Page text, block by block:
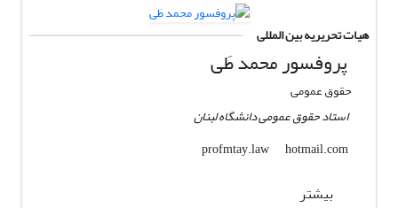
هیات تحریریه بین المللی
پروفسور محمد طَی
حقوق عمومی
استاد حقوق عمومی دانشگاه لبنان
profmtay.law
hotmail.com
بیشتر